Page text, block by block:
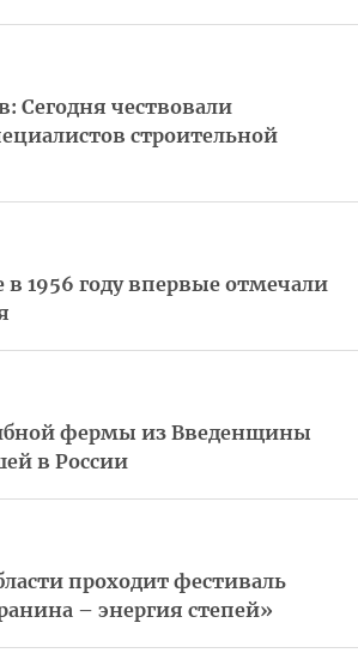
Сегодня чествовали
строительной
в 1956 году впервые отмечали
фермы из Введенщины
в России
проходит фестиваль
– энергия степей»